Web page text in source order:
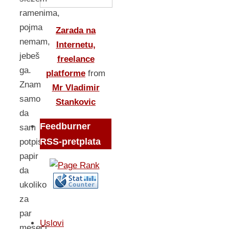
ramenima,
pojma
nemam,
jebeš
ga.
Znam
samo
da
sam
potpisao
papir
da
ukoliko
za
par
Zarada na
Internetu,
freelance
platforme from
Mr Vladimir
Stankovic
Feedburner
RSS-pretplata
Uslovi